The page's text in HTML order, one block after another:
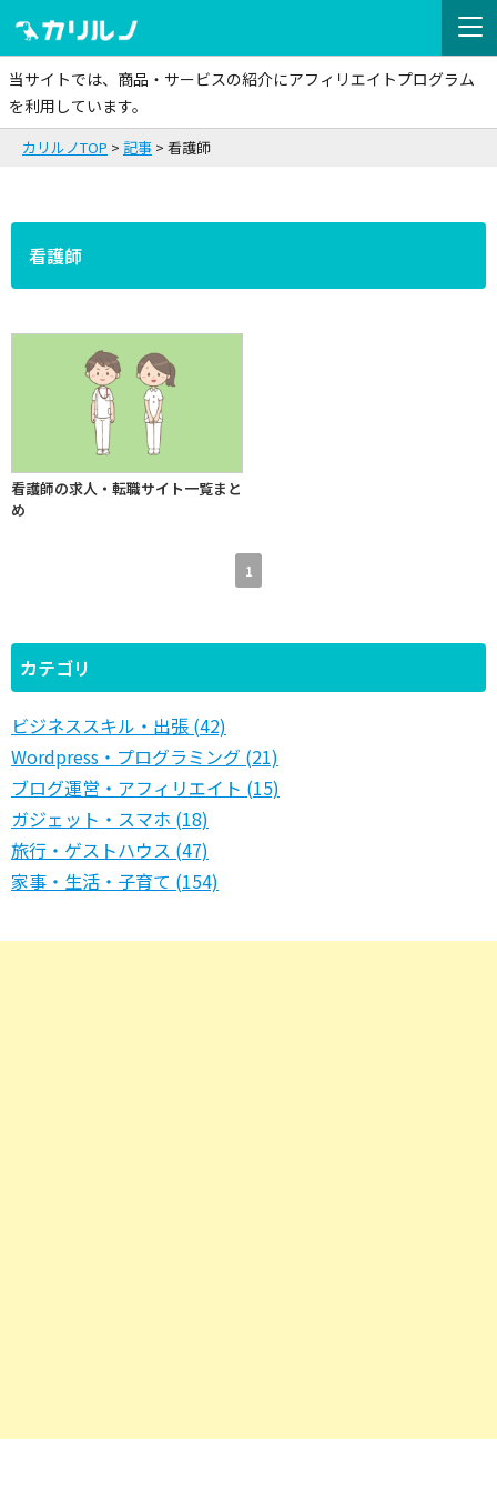
当サイトでは、商品・サービスの紹介にアフィリエイトプログラム
を利用しています。
カリルノTOP 記事 看護師
看護師
看護師の求人・転職サイト一覧まと
め
1
カテゴリ
ビジネススキル・出張 (42)
Wordpress・プログラミング (21)
ブログ運営・アフィリエイト (15)
ガジェット・スマホ (18)
旅行・ゲストハウス (47)
家事・生活・子育て (154)